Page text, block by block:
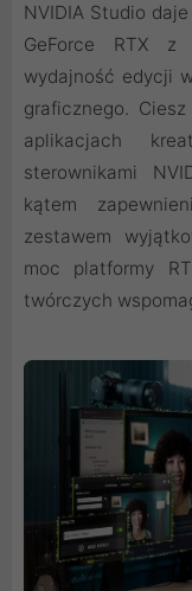
NVIDIA Studio
GeForce RTX z
wydajność edycji
graficznego.
aplikacjach
sterownikami
kątem
zestawem
moc platformy
twórczych